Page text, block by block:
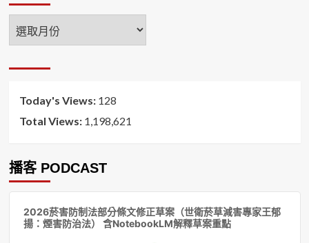
年
月
Today's Views: 128
Total Views: 1,198,621
播客 PODCAST
2026菸害防制法部分條文修正草案（世衛菸草減害專家王郁
揚：煙害防治法） 含NotebookLM解釋草案重點